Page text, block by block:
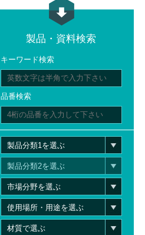
製品・資料検索
キーワード検索
品番検索